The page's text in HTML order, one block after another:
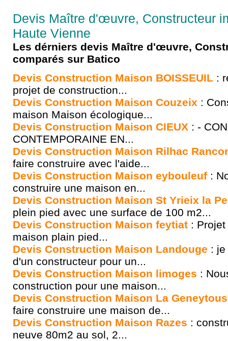
Devis Maître d'œuvre, Constructeur
Haute Vienne
Les dérniers devis Maître d'œuvre,
comparés sur Batico
Devis Construction Maison BOISSEUIL :
projet de construction...
Devis Construction Maison Couzeix :
maison Maison écologique...
Devis Construction Maison CIEUX : -
CONTEMPORAINE EN...
Devis Construction Maison Rilhac
faire construire avec l'aide...
Devis Construction Maison eybouleuf :
construire une maison en...
Devis Construction Maison St Yrieix la
plein pied avec une surface de 100 m2...
Devis Construction Maison feytiat :
maison plain pied...
Devis Construction Maison Landouge :
d'un constructeur pour un...
Devis Construction Maison limoges :
construction pour une maison...
Devis Construction Maison La
faire construire une maison de...
Devis Construction Maison Razes :
neuve 80m2 au sol, 2...